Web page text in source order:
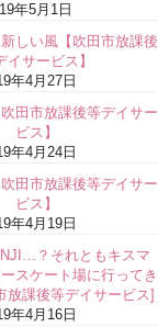
年5月1日
しい風【吹田市放課後
イサービス】
年4月27日
田市放課後等デイサー
ビス】
年4月24日
田市放課後等デイサー
ビス】
年4月19日
？それともキスマ
スケート場に行ってき
放課後等デイサービス]
年4月16日